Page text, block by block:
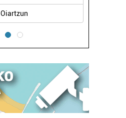
Oiartzun